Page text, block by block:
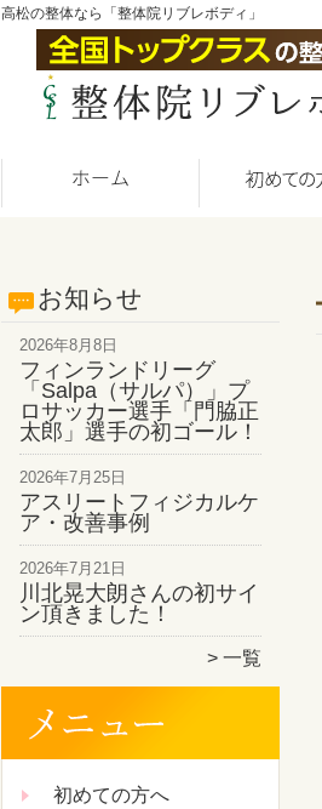
高松の整体なら「整体院リブレボディ」
お知らせ
2026年8月8日
フィンランドリーグ
「Salpa（サルパ）」プ
ロサッカー選手「門脇正
太郎」選手の初ゴール！
2026年7月25日
アスリートフィジカルケ
ア・改善事例
2026年7月21日
川北晃大朗さんの初サイ
ン頂きました！
一覧
初めての方へ